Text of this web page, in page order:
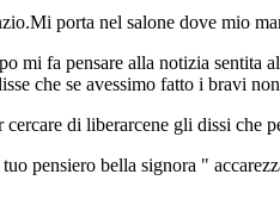
porta nel salone dove mio
mi fa pensare alla notizia
che se avessimo fatto i bravi
di liberarcene gli dissi
pensiero bella signora "